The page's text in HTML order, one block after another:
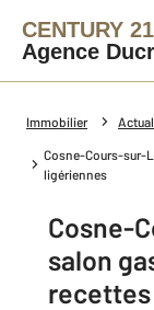
CENTURY 21
Agence
Immobilier
Cosne-Cours-sur-
ligériennes
Cosne-
salon